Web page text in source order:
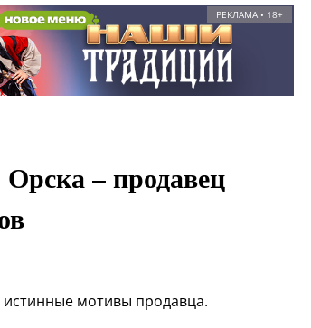
РЕКЛАМА • 18+
– продавец
истинные мотивы продавца.